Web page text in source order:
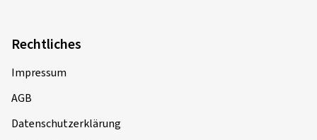
Rechtliches
Impressum
AGB
Datenschutzerklärung